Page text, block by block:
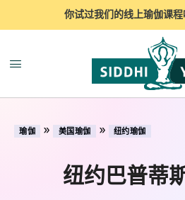
你试过我们的线上瑜伽课程
瑜伽 » 美国瑜伽 » 纽约瑜伽
纽约巴普蒂